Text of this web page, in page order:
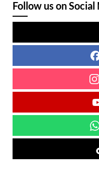
Follow us on Social